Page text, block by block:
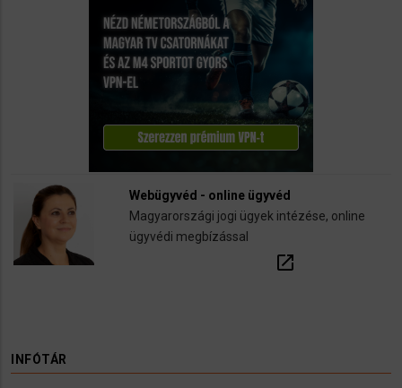
Webügyvéd - online ügyvéd
Magyarországi jogi ügyek intézése, online
ügyvédi megbízással
open_in_new
INFÓTÁR